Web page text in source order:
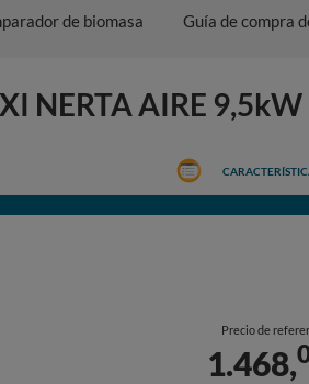
de biomasa Guía de compra
NERTA AIRE 9,5kW
Precio de
1.468,